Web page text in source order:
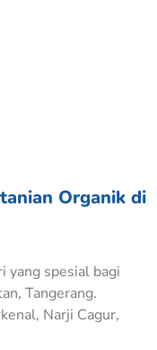
Organik di
yang spesial bagi
Tangerang.
Narji Cagur,